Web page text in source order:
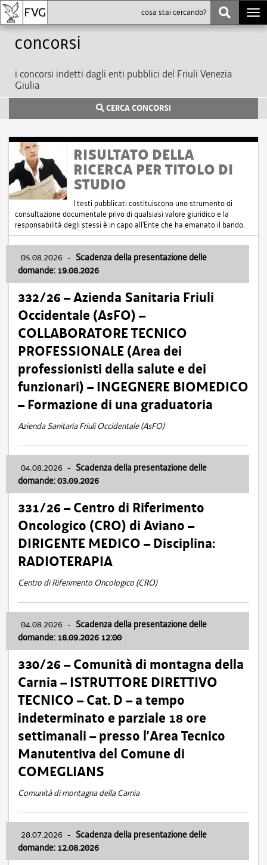
Concorsi
i concorsi indetti dagli enti pubblici del Friuli Venezia
Giulia
CERCA CONCORSI
RISULTATO DELLA
RICERCA PER TITOLO DI
STUDIO
I testi pubblicati costituiscono uno strumento di
consultazione documentale privo di qualsiasi valore giuridico e la
responsabilità degli stessi è in capo all'Ente che ha emanato il bando.
05.08.2026 - Scadenza della presentazione delle
domande: 19.08.2026
332/26 – Azienda Sanitaria Friuli
Occidentale (AsFO) –
COLLABORATORE TECNICO
PROFESSIONALE (Area dei
professionisti della salute e dei
funzionari) – INGEGNERE BIOMEDICO
– Formazione di una graduatoria
Azienda Sanitaria Friuli Occidentale (AsFO)
04.08.2026 - Scadenza della presentazione delle
domande: 03.09.2026
331/26 – Centro di Riferimento
Oncologico (CRO) di Aviano –
DIRIGENTE MEDICO – Disciplina:
RADIOTERAPIA
Centro di Riferimento Oncologico (CRO)
04.08.2026 - Scadenza della presentazione delle
domande: 18.09.2026 12:00
330/26 – Comunità di montagna della
Carnia – ISTRUTTORE DIRETTIVO
TECNICO – Cat. D – a tempo
indeterminato e parziale 18 ore
settimanali – presso l’Area Tecnico
Manutentiva del Comune di
COMEGLIANS
Comunità di montagna della Carnia
28.07.2026 - Scadenza della presentazione delle
domande: 12.08.2026